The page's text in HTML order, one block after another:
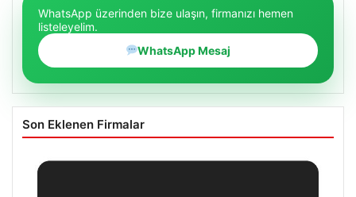
WhatsApp üzerinden bize ulaşın, firmanızı hemen
listeleyelim.
WhatsApp Mesaj
Son Eklenen Firmalar